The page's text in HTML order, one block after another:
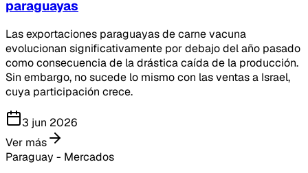
paraguayas
Las exportaciones paraguayas de carne vacuna
evolucionan significativamente por debajo del año pasado
como consecuencia de la drástica caída de la producción.
Sin embargo, no sucede lo mismo con las ventas a Israel,
cuya participación crece.
3 jun 2026
Ver más
Paraguay - Mercados